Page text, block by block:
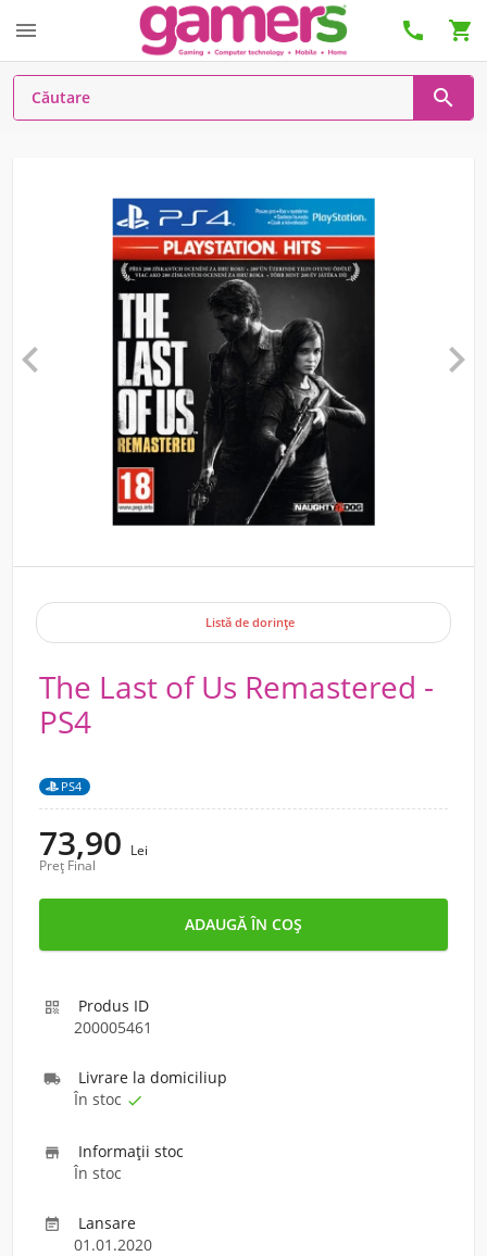
  

 
Listă de dorințe
The Last of Us Remastered -
PS4
PS4
73,90 Lei
Preț Final

Produs ID
200005461
 Livrare la domiciliup
În stoc 

Informaţii stoc
În stoc

Lansare
01.01.2020